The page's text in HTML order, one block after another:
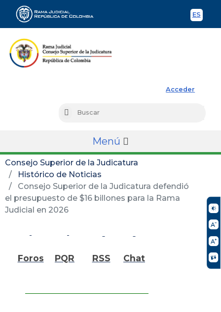
ES
Acceder
Buscar
Menú
Consejo Superior de la Judicatura
Histórico de Noticias
Consejo Superior de la Judicatura defendió
el presupuesto de $16 billones para la Rama
Judicial en 2026
Foros PQR RSS Chat